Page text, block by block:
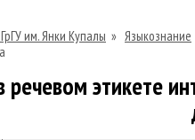
им. Янки Купалы » Языкознание
этикете